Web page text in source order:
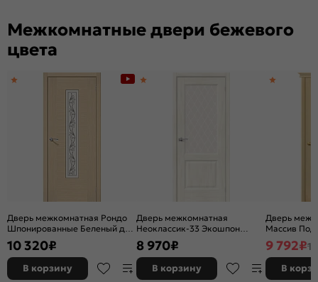
Межкомнатные двери бежевого
цвета
Дверь межкомнатная Рондо
Шпонированные Беленый дуб,
остекленная, сатинат белый
художественный, каркасно-
щитовая
10 320₽
В корзину
Дверь межкомнатная
Неоклассик-33 Экошпон
Nordic Oak, остекленная,
white сrystal, кромка нет,
филенчатая
8 970₽
В корзину
Дверь
Массив Под
без
9 792₽
В